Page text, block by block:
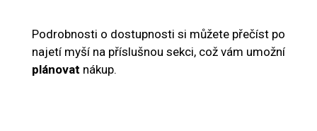
Podrobnosti o dostupnosti si můžete přečíst po
najetí myší na příslušnou sekci, což vám umožní
plánovat nákup.